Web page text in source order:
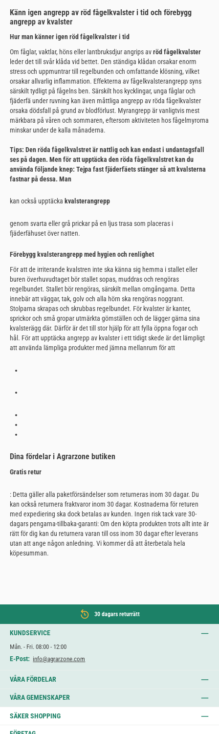
Känn igen angrepp av röd fågelkvalster i tid och förebygg
angrepp av kvalster
Hur man känner igen röd fågelkvalster i tid
Om fåglar, vaktlar, höns eller lantbruksdjur angrips avröd fågelkvalster
leder det till svår klåda vid bettet. Den ständiga klådan orsakar enorm
stress och uppmuntrar till regelbunden och omfattande klösning, vilket
orsakar allvarlig inflammation. Effekterna av fågelkvalsterangrepp syns
särskilt tydligt på fågelns ben. Särskilt hos kycklingar, unga fåglar och
fjäderfä under ruvning kan även måttliga angrepp av röda fågelkvalster
orsaka dödsfall på grund av blodförlust. Myrangrepp är vanligtvis mest
märkbara på våren och sommaren, eftersom aktiviteten hos fågelmyrorna
minskar under de kalla månaderna.
Tips: Den röda fågelkvalstret är nattlig och kan endast i undantagsfall
ses på dagen. Men för att upptäcka den röda fågelkvalstret kan du
använda följande knep: Tejpa fast fjäderfäets stänger så att kvalsterna
fastnar på dessa. Man
kan också upptäcka kvalsterangrepp
genom svarta eller grå prickar på en ljus trasa som placeras i
fjäderfähuset över natten.
Förebygg kvalsterangrepp med hygien och renlighet
För att de irriterande kvalstren inte ska känna sig hemma i stallet eller
buren överhuvudtaget bör stallet sopas, muddras och rengöras
regelbundet. Stallet bör rengöras, särskilt mellan omgångarna. Detta
innebär att väggar, tak, golv och alla hörn ska rengöras noggrant.
Stolparna skrapas och skrubbas regelbundet. För kvalster är kanter,
sprickor och små gropar utmärkta gömställen och de lägger gärna sina
kvalsterägg där. Därför är det till stor hjälp för att fylla öppna fogar och
hål. För att upptäcka angrepp av kvalster i ett tidigt skede är det lämpligt
att använda lämpliga produkter med jämna mellanrum för att
Dina fördelar i Agrarzone butiken
Gratis retur
: Detta gäller alla paketförsändelser som returneras inom 30 dagar. Du
kan också returnera fraktvaror inom 30 dagar. Kostnaderna för returen
med expediering ska dock betalas av kunden. Ingen risk tack vare 30-
dagars pengarna-tillbaka-garanti: Om den köpta produkten trots allt inte är
rätt för dig kan du returnera varan till oss inom 30 dagar efter leverans
utan att ange någon anledning. Vi kommer då att återbetala hela
köpesumman.
30 dagars returrätt
KUNDSERVICE
Mån. - Fri. 08:00 - 12:00
E-Post: info@agrarzone.com
VÅRA FÖRDELAR
VÅRA GEMENSKAPER
SÄKER SHOPPING